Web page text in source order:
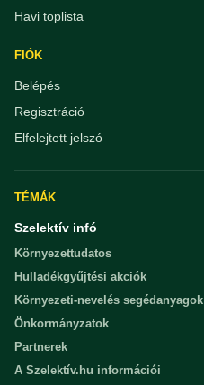
Havi toplista
FIÓK
Belépés
Regisztráció
Elfelejtett jelszó
TÉMÁK
Szelektív infó
Környezettudatos
Hulladékgyűjtési akciók
Környezeti-nevelés segédanyagok
Önkormányzatok
Partnerek
A Szelektív.hu információi